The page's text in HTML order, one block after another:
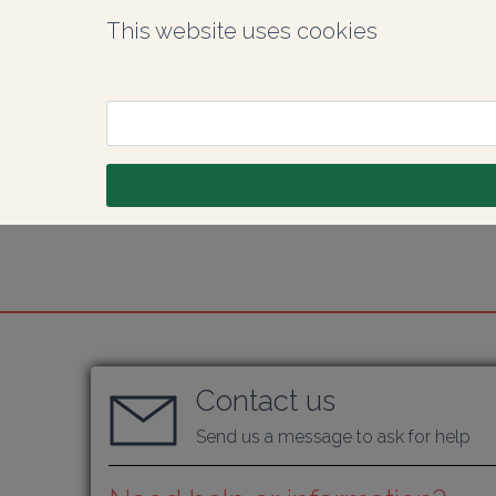
This website uses cookies
Contact us
Send us a message to ask for help